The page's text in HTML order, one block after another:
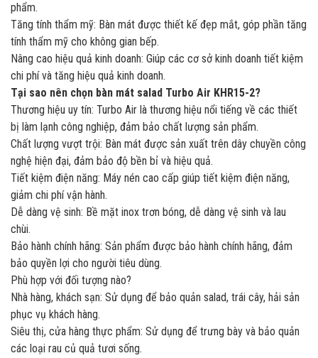
phẩm.
Tăng tính thẩm mỹ: Bàn mát được thiết kế đẹp mắt, góp phần tăng
tính thẩm mỹ cho không gian bếp.
Nâng cao hiệu quả kinh doanh: Giúp các cơ sở kinh doanh tiết kiệm
chi phí và tăng hiệu quả kinh doanh.
Tại sao nên chọn bàn mát salad Turbo Air KHR15-2?
Thương hiệu uy tín: Turbo Air là thương hiệu nổi tiếng về các thiết
bị làm lạnh công nghiệp, đảm bảo chất lượng sản phẩm.
Chất lượng vượt trội: Bàn mát được sản xuất trên dây chuyền công
nghệ hiện đại, đảm bảo độ bền bỉ và hiệu quả.
Tiết kiệm điện năng: Máy nén cao cấp giúp tiết kiệm điện năng,
giảm chi phí vận hành.
Dễ dàng vệ sinh: Bề mặt inox trơn bóng, dễ dàng vệ sinh và lau
chùi.
Bảo hành chính hãng: Sản phẩm được bảo hành chính hãng, đảm
bảo quyền lợi cho người tiêu dùng.
Phù hợp với đối tượng nào?
Nhà hàng, khách sạn: Sử dụng để bảo quản salad, trái cây, hải sản
phục vụ khách hàng.
Siêu thị, cửa hàng thực phẩm: Sử dụng để trưng bày và bảo quản
các loại rau củ quả tươi sống.